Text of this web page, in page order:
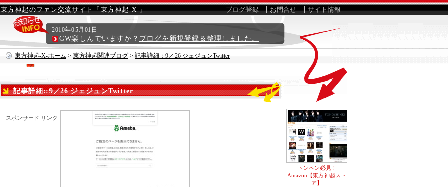
東方神起のファン交流サイト「東方神起-X-」
東方神起-X-ホーム > 東方神起関連ブログ > 記事詳細：9／26 ジェジュンTwitter
ブログ登録 お問合せ サイト情報
2010年05月01日
GW楽しんでいますか？ ブログを新規登録＆整理しました。
記事詳細::9／26 ジェジュンTwitter
スポンサード リンク
トンペン必見！
Amazon【東方神起スト
ア】